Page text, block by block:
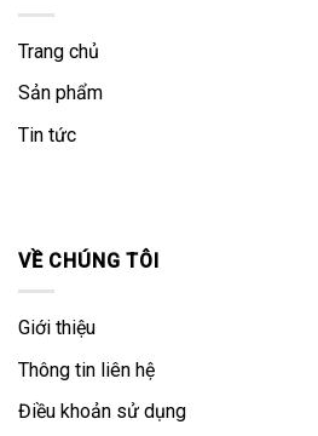
Trang chủ
Sản phẩm
Tin tức
VỀ CHÚNG TÔI
Giới thiệu
Thông tin liên hệ
Điều khoản sử dụng